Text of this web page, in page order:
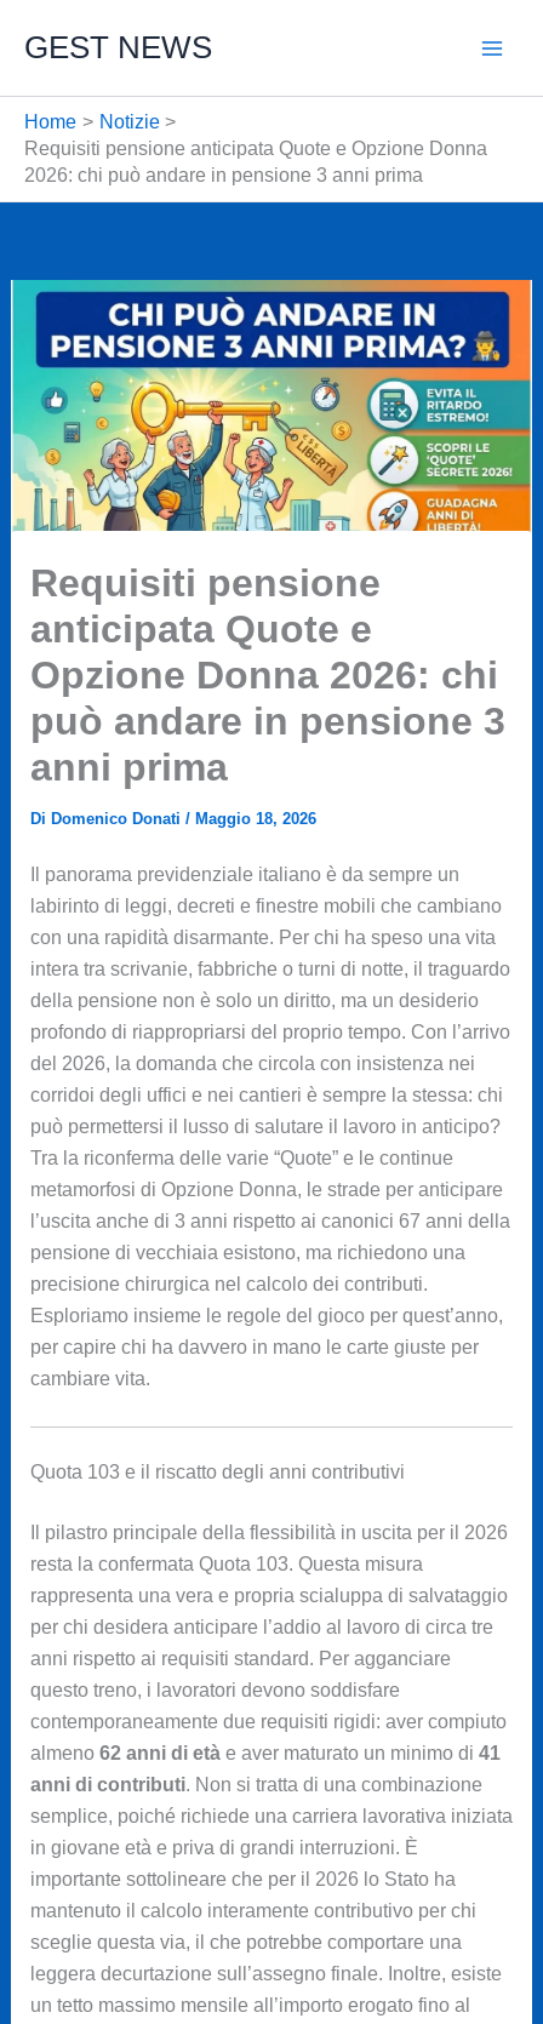
GEST NEWS
Home
Notizie
Requisiti pensione anticipata Quote e Opzione Donna
2026: chi può andare in pensione 3 anni prima
Requisiti pensione
anticipata Quote e
Opzione Donna 2026: chi
può andare in pensione 3
anni prima
Di Domenico Donati / Maggio 18, 2026
Il panorama previdenziale italiano è da sempre un
labirinto di leggi, decreti e finestre mobili che cambiano
con una rapidità disarmante. Per chi ha speso una vita
intera tra scrivanie, fabbriche o turni di notte, il traguardo
della pensione non è solo un diritto, ma un desiderio
profondo di riappropriarsi del proprio tempo. Con l’arrivo
del 2026, la domanda che circola con insistenza nei
corridoi degli uffici e nei cantieri è sempre la stessa: chi
può permettersi il lusso di salutare il lavoro in anticipo?
Tra la riconferma delle varie “Quote” e le continue
metamorfosi di Opzione Donna, le strade per anticipare
l’uscita anche di 3 anni rispetto ai canonici 67 anni della
pensione di vecchiaia esistono, ma richiedono una
precisione chirurgica nel calcolo dei contributi.
Esploriamo insieme le regole del gioco per quest’anno,
per capire chi ha davvero in mano le carte giuste per
cambiare vita.
Quota 103 e il riscatto degli anni contributivi
Il pilastro principale della flessibilità in uscita per il 2026
resta la confermata Quota 103. Questa misura
rappresenta una vera e propria scialuppa di salvataggio
per chi desidera anticipare l’addio al lavoro di circa tre
anni rispetto ai requisiti standard. Per agganciare
questo treno, i lavoratori devono soddisfare
contemporaneamente due requisiti rigidi: aver compiuto
almeno 62 anni di etàe aver maturato un minimo di 41
anni di contributi. Non si tratta di una combinazione
semplice, poiché richiede una carriera lavorativa iniziata
in giovane età e priva di grandi interruzioni. È
importante sottolineare che per il 2026 lo Stato ha
mantenuto il calcolo interamente contributivo per chi
sceglie questa via, il che potrebbe comportare una
leggera decurtazione sull’assegno finale. Inoltre, esiste
un tetto massimo mensile all’importo erogato fino al